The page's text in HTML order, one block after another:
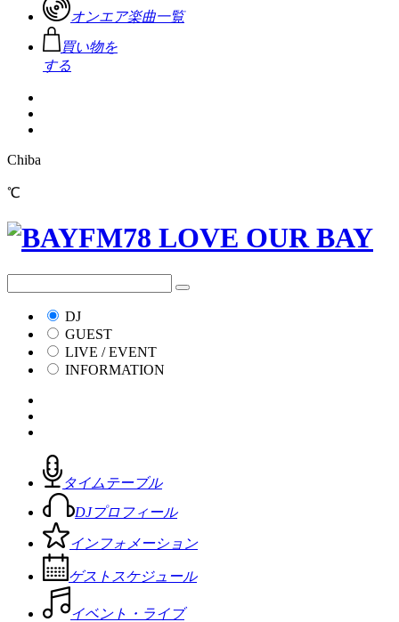
オンエア楽曲一覧
買い物を
する
Chiba
℃
DJ
GUEST
LIVE / EVENT
INFORMATION
タイムテーブル
DJプロフィール
インフォメーション
ゲストスケジュール
イベント・ライブ